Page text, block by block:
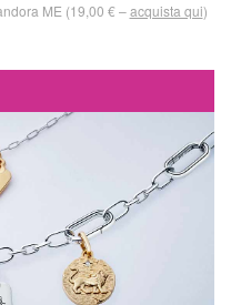
ME (19,00 € –acquista qui)